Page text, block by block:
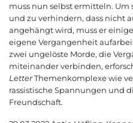
muss nun selbst ermitteln.
und zu verhindern, dass nicht
angehängt wird, muss er
eigene Vergangenheit
zwei ungelöste Morde, die
miteinander verbinden,
LetterThemenkomplexe wie
rassistische Spannungen und
Freundschaft.